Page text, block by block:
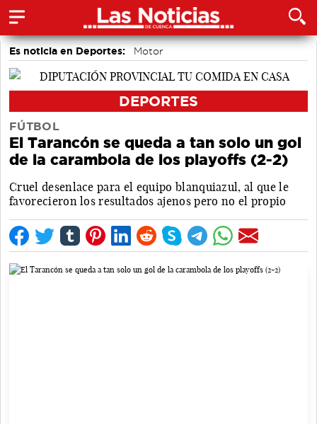
Es noticia en Deportes: Motor
DEPORTES
FÚTBOL
El Tarancón se queda a tan solo un gol
de la carambola de los playoffs (2-2)
Cruel desenlace para el equipo blanquiazul, al que le
favorecieron los resultados ajenos pero no el propio